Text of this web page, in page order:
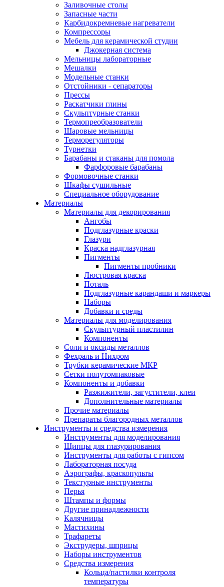
Заливочные столы
Запасные части
Карбидокремневые нагреватели
Компрессоры
Мебель для керамической студии
Джокерная система
Мельницы лабораторные
Мешалки
Модельные станки
Отстойники - сепараторы
Прессы
Раскатчики глины
Скульптурные станки
Термопреобразователи
Шаровые мельницы
Терморегуляторы
Турнетки
Барабаны и стаканы для помола
Фарфоровые барабаны
Формовочные станки
Шкафы сушильные
Специальное оборудование
Материалы
Материалы для декорирования
Ангобы
Подглазурные краски
Глазури
Краска надглазурная
Пигменты
Пигменты пробники
Люстровая краска
Поталь
Подглазурные карандаши и маркеры
Наборы
Добавки и среды
Материалы для моделирования
Скульптурный пластилин
Компоненты
Соли и оксиды металлов
Фехраль и Нихром
Трубки керамические МКР
Сетки полутомпаковые
Компоненты и добавки
Разжижители, загустители, клеи
Дополнительные материалы
Прочие материалы
Препараты благородных металлов
Инструменты и средства измерения
Инструменты для моделирования
Щипцы для глазурирования
Инструменты для работы с гипсом
Лабораторная посуда
Аэрографы, краскопульты
Текстурные инструменты
Перья
Штампы и формы
Другие принадлежности
Калячницы
Мастихины
Трафареты
Экструдеры, шприцы
Наборы инструментов
Средства измерения
Кольца/пастилки контроля
температуры